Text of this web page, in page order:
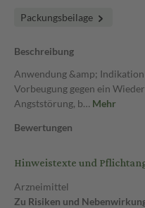
Packungsbeilage
Beschreibung
Anwendung &amp;
Vorbeugung gegen ein
Angststörung, b… Mehr
Bewertungen
Hinweistexte und
Arzneimittel
Zu Risiken und